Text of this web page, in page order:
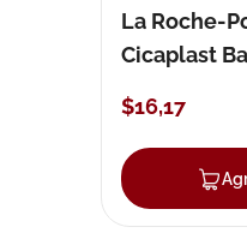
La Roche-
Cicaplast
$16,17